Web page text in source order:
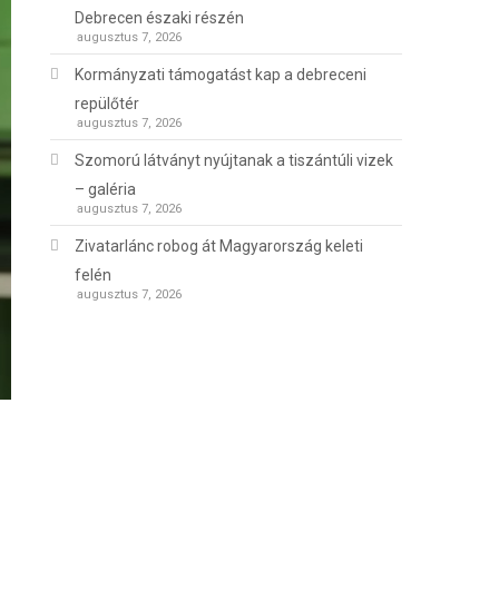
Debrecen északi részén
augusztus 7, 2026
Kormányzati támogatást kap a debreceni
repülőtér
augusztus 7, 2026
Szomorú látványt nyújtanak a tiszántúli vizek
– galéria
augusztus 7, 2026
Zivatarlánc robog át Magyarország keleti
felén
augusztus 7, 2026